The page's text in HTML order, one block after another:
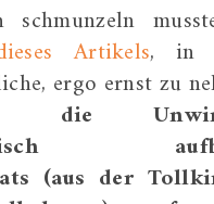
schmunzeln
Artikels, in
ergo ernst zu
die
(aus der